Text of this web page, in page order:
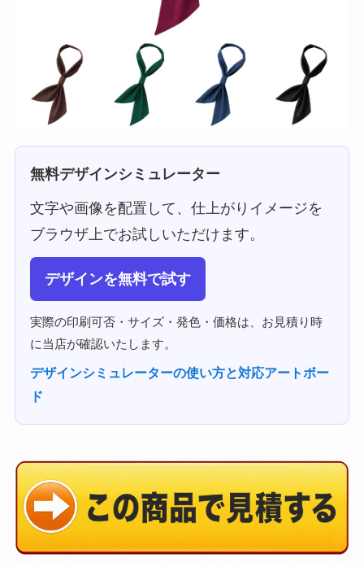
無料デザインシミュレーター
文字や画像を配置して、仕上がりイメージを
ブラウザ上でお試しいただけます。
デザインを無料で試す
実際の印刷可否・サイズ・発色・価格は、お見積り時
に当店が確認いたします。
デザインシミュレーターの使い方と対応アートボー
ド